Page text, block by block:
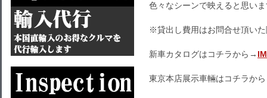
色々なシーンで映えると思い
※貸出し費用はお問合せ頂い
新車カタログはコチラから→
東京本店展示車輛はコチラか